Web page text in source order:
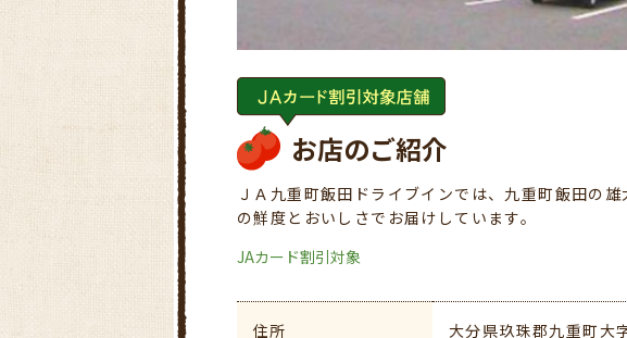
お店のご紹介
ＪＡ九重町飯田ドライブインでは、九重町飯田の
の鮮度とおいしさでお届けしています。
JAカード割引対象
住所 大分県玖珠郡九重町大